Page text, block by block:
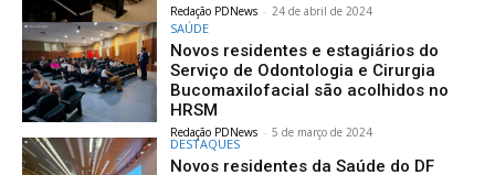
Redação PDNews - 24 de abril de 2024
SAÚDE
Novos residentes e estagiários do
Serviço de Odontologia e Cirurgia
Bucomaxilofacial são acolhidos no
HRSM
Redação PDNews - 5 de março de 2024
DESTAQUES
Novos residentes da Saúde do DF